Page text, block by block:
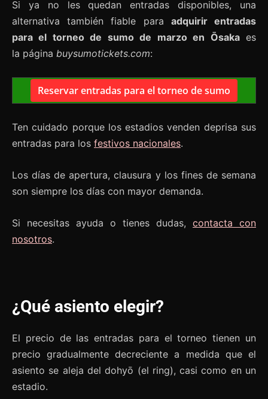
Si ya no les quedan entradas disponibles, una
alternativa también fiable para adquirir entradas
para el torneo de sumo de marzo en Ōsakaes
la página buysumotickets.com:
Reservar entradas para el torneo de sumo
Ten cuidado porque los estadios venden deprisa sus
entradas para los festivos nacionales.
Los días de apertura, clausura y los fines de semana
son siempre los días con mayor demanda.
Si necesitas ayuda o tienes dudas, contacta con
nosotros.
¿Qué asiento elegir?
El precio de las entradas para el torneo tienen un
precio gradualmente decreciente a medida que el
asiento se aleja del dohyō (el ring), casi como en un
estadio.